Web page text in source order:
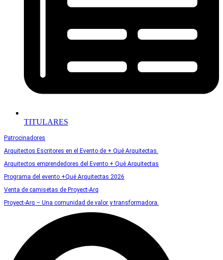
TITULARES
Patrocinadores
Arquitectos Escritores en el Evento de + Qué Arquitectas.
Arquitectos emprendedores del Evento + Qué Arquitectas
Programa del evento +Qué Arquitectas 2026
Venta de camisetas de Proyect-Arq
Proyect-Arq – Una comunidad de valor y transformadora.